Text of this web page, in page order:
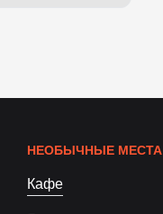
НЕОБЫЧНЫЕ МЕСТА
Кафе